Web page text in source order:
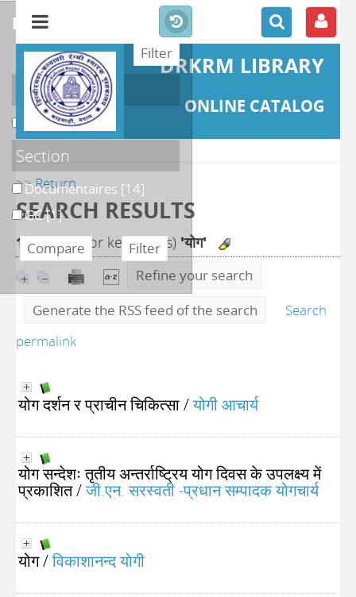
DRKRM LIBRARY
ONLINE CATALOG
>> Return
SEARCH RESULTS
15search for keyword(s) 'योग'
Refine your search
Generate the RSS feed of the search
Search
permalink
योग दर्शन र प्राचीन चिकित्सा/योगी आचार्य
योग सन्देशः तृतीय अन्तर्राष्ट्रिय योग दिवस के उपलक्ष्य में
प्रकाशित/जी‍.एन‍. सरस्वती -प्रधान सम्पादक योगचार्य
योग/विकाशानन्द याेगी
refine or compare
Localisation
DKRML[15]
Section
Documentaires [14]
GC[1]